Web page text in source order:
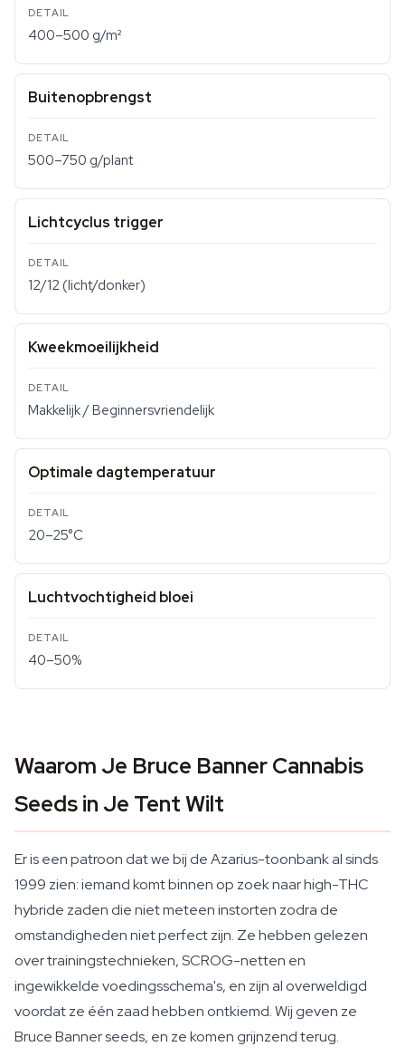
400–500 g/m²
Buitenopbrengst
500–750 g/plant
Lichtcyclus trigger
12/12 (licht/donker)
Kweekmoeilijkheid
Makkelijk / Beginnersvriendelijk
Optimale dagtemperatuur
20–25°C
Luchtvochtigheid bloei
40–50%
Waarom Je Bruce Banner Cannabis
Seeds in Je Tent Wilt
Er is een patroon dat we bij de Azarius-toonbank al sinds
1999 zien: iemand komt binnen op zoek naar high-THC
hybride zaden die niet meteen instorten zodra de
omstandigheden niet perfect zijn. Ze hebben gelezen
over trainingstechnieken, SCROG-netten en
ingewikkelde voedingsschema's, en zijn al overweldigd
voordat ze één zaad hebben ontkiemd. Wij geven ze
Bruce Banner seeds, en ze komen grijnzend terug.